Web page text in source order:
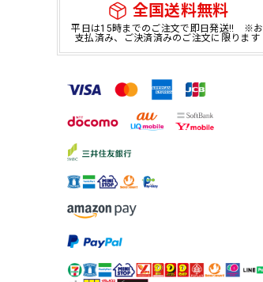
全国送料無料
平日は15時までのご注文で即日発送!! ※お
支払済み、ご決済済みのご注文に限ります